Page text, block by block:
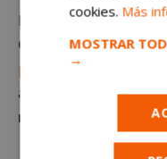
La
Dirección
Comunidad de
población tenga una
aquellas personas
recibieron una sola
cookies. Más
MOSTRAR
→